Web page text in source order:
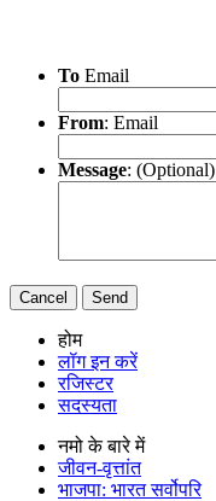
To Email
From: Email
Message: (Optional)
Cancel Send
होम
लॉग इन करें
रजिस्टर
सदस्यता
नमो के बारे में
जीवन-वृत्तांत
भाजपा: भारत सर्वोपरि